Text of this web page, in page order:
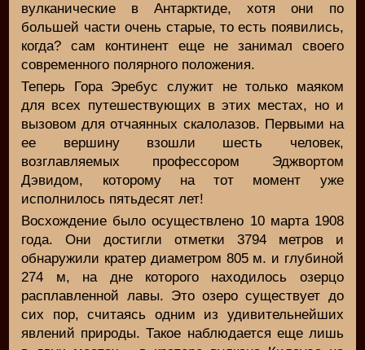
вулканические в Антарктиде, хотя они по
большей части очень старые, то есть появились,
когда? сам континент еще не занимал своего
современного полярного положения.
Теперь Гора Эребус служит не только маяком
для всех путешествующих в этих местах, но и
вызовом для отчаянных скалолазов. Первыми на
ее вершину взошли шесть человек,
возглавляемых профессором Эджвортом
Дэвидом, которому на тот момент уже
исполнилось пятьдесят лет!
Восхождение было осуществлено 10 марта 1908
года. Они достигли отметки 3794 метров и
обнаружили кратер диаметром 805 м. и глубиной
274 м, на дне которого находилось озерцо
расплавленной лавы. Это озеро существует до
сих пор, считаясь одним из удивительнейших
явлений природы. Такое наблюдается еще лишь